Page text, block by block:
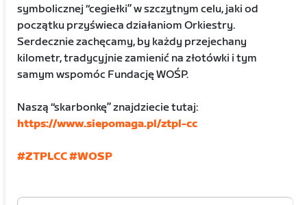
symbolicznej “cegiełki” w szczytnym celu, jaki od
początku przyświeca działaniom Orkiestry.
Serdecznie zachęcamy, by każdy przejechany
kilometr, tradycyjnie zamienić na złotówki i tym
samym wspomóc Fundację WOŚP.
Naszą “skarbonkę” znajdziecie tutaj:
https://www.siepomaga.pl/ztpl-cc
#ZTPLCC#WOSP